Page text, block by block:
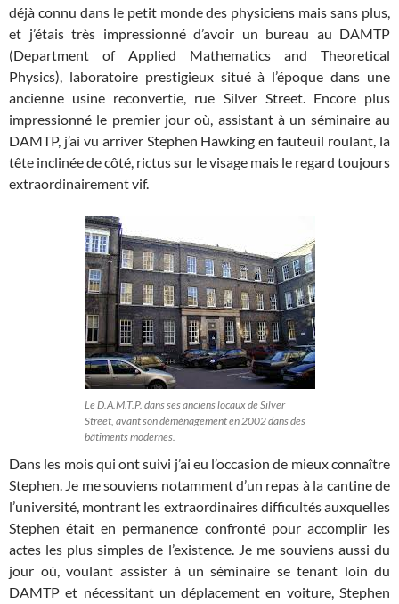
déjà connu dans le petit monde des physiciens mais sans plus,
et j’étais très impressionné d’avoir un bureau au DAMTP
(Department of Applied Mathematics and Theoretical
Physics), laboratoire prestigieux situé à l’époque dans une
ancienne usine reconvertie, rue Silver Street. Encore plus
impressionné le premier jour où, assistant à un séminaire au
DAMTP, j’ai vu arriver Stephen Hawking en fauteuil roulant, la
tête inclinée de côté, rictus sur le visage mais le regard toujours
extraordinairement vif.
Le D.A.M.T.P. dans ses anciens locaux de Silver
Street, avant son déménagement en 2002 dans des
bâtiments modernes.
Dans les mois qui ont suivi j’ai eu l’occasion de mieux connaître
Stephen. Je me souviens notamment d’un repas à la cantine de
l’université, montrant les extraordinaires difficultés auxquelles
Stephen était en permanence confronté pour accomplir les
actes les plus simples de l’existence. Je me souviens aussi du
jour où, voulant assister à un séminaire se tenant loin du
DAMTP et nécessitant un déplacement en voiture, Stephen